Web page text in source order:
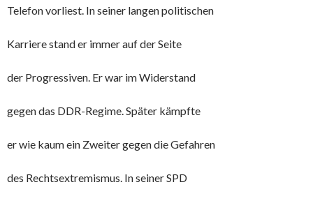
Telefon vorliest. In seiner langen politischen
Karriere stand er immer auf der Seite
der Progressiven. Er war im Widerstand
gegen das DDR-Regime. Später kämpfte
er wie kaum ein Zweiter gegen die Gefahren
des Rechtsextremismus. In seiner SPD